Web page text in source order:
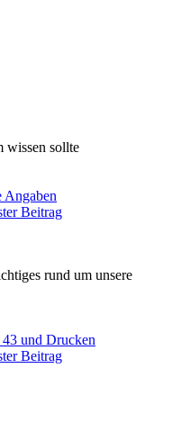
wissen sollte
Angaben
Beitrag
rund um unsere
43 und Drucken
Beitrag